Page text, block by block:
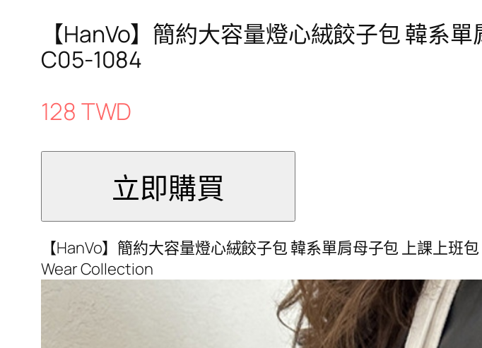
【HanVo】簡約大容量燈心絨餃子包 韓系
C05-1084
128 TWD
【HanVo】簡約大容量燈心絨餃子包 韓系單肩母子包 上課上班
Wear Collection